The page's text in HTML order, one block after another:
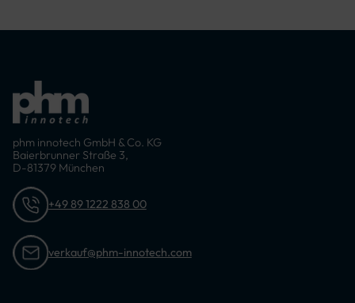
phm innotech GmbH & Co. KG
Baierbrunner Straße 3,
D-81379 München
+49 89 1222 838 00
verkauf@phm-innotech.com